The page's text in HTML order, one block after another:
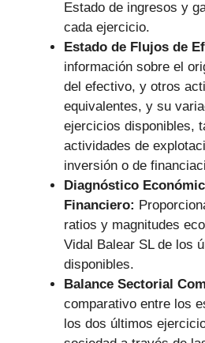
Estado de ingresos y
cada ejercicio.
Estado de Flujos de
información sobre el
del efectivo, y otros
equivalentes, y su
ejercicios disponibles,
actividades de
inversión o de
Diagnóstico
Financiero:
ratios y magnitudes
Vidal Balear SL de los
disponibles.
Balance Sectorial
comparativo entre los
los dos últimos